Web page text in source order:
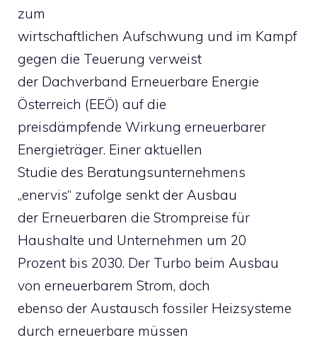
zum
wirtschaftlichen Aufschwung und im Kampf
gegen die Teuerung verweist
der Dachverband Erneuerbare Energie
Österreich (EEÖ) auf die
preisdämpfende Wirkung erneuerbarer
Energieträger. Einer aktuellen
Studie des Beratungsunternehmens
„enervis“ zufolge senkt der Ausbau
der Erneuerbaren die Strompreise für
Haushalte und Unternehmen um 20
Prozent bis 2030. Der Turbo beim Ausbau
von erneuerbarem Strom, doch
ebenso der Austausch fossiler Heizsysteme
durch erneuerbare müssen